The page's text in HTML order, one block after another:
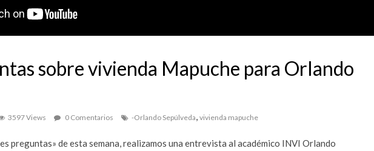
sobre vivienda Mapuche para Orlando
3597 Views 0 Comentarios -Orlando Sepúlveda, vivienda mapuche
preguntas» de esta semana, realizamos una entrevista al académico INVI Orlando